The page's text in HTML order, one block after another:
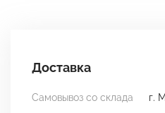
Доставка
Самовывоз со склада
г.